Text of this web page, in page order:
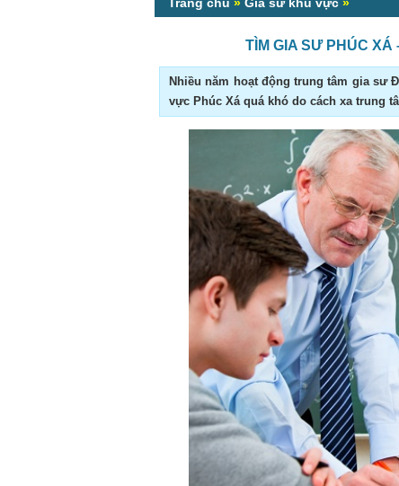
TÌM GIA SƯ PHÚC XÁ
Nhiều năm hoạt động trung tâm gia sư
vực Phúc Xá quá khó do cách xa trung